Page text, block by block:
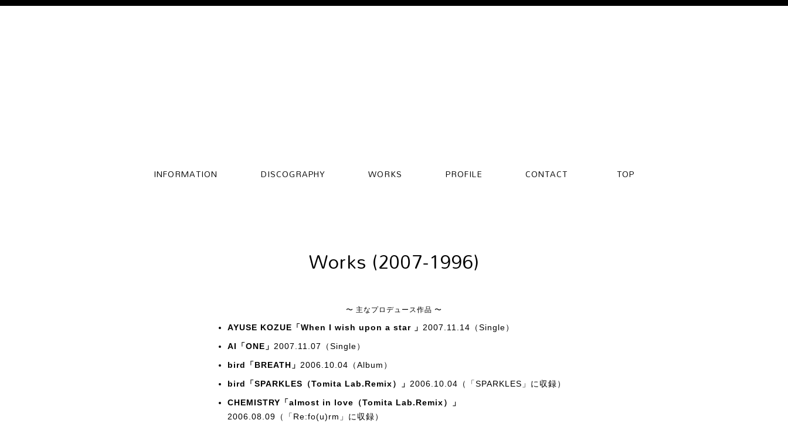
INFORMATION DISCOGRAPHY WORKS PROFILE CONTACT TOP
Works (2007-1996)
〜 主なプロデュース作品 〜
AYUSE KOZUE「When I wish upon a star 」 2007.11.14（Single）
AI「ONE」 2007.11.07（Single）
bird「BREATH」 2006.10.04（Album）
bird「SPARKLES（Tomita Lab.Remix）」 2006.10.04（「SPARKLES」に収録）
CHEMISTRY「almost in love（Tomita Lab.Remix）」
2006.08.09（「Re:fo(u)rm」に収録）